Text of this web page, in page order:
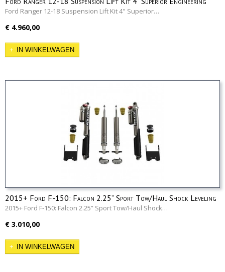
Ford Ranger 12-18 Suspension Lift Kit 4" Superior…
€ 4.960,00
IN WINKELWAGEN
2015+ Ford F-150: Falcon 2.25” Sport Tow/Haul Shock Leveling
System
2015+ Ford F-150: Falcon 2.25” Sport Tow/Haul Shock…
€ 3.010,00
IN WINKELWAGEN